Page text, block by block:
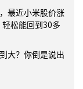
最近小米股价涨
松能回到30多
大？你倒是说出